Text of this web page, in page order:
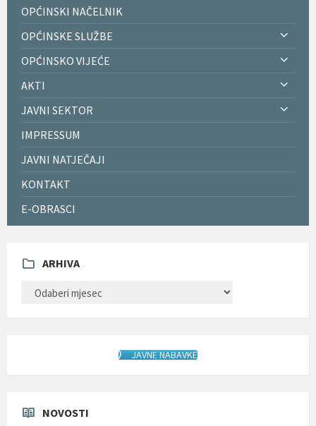
OPĆINSKI NAČELNIK
OPĆINSKE SLUŽBE
OPĆINSKO VIJEĆE
AKTI
JAVNI SEKTOR
IMPRESSUM
JAVNI NATJEČAJI
KONTAKT
E-OBRASCI
ARHIVA
JAVNE NABAVKE
NOVOSTI